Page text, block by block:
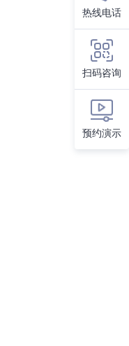
热线电话
扫码咨询
预约演示